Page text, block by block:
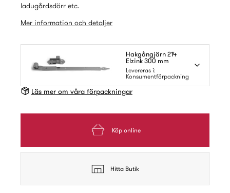
ladugårdsdörr etc.
Mer information och detaljer
Hakgångjärn 214
Elzink 300 mm
Levereras i:
Konsumentförpackning
Läs mer om våra förpackningar
Köp online
Hitta Butik